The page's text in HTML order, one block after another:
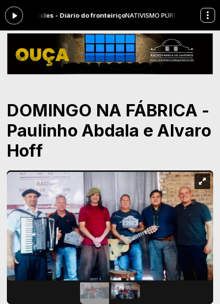
Pericles - Diário do fronteiriçoNATIVISMO PURO das 07:00 às
DOMINGO NA FÁBRICA -
Paulinho Abdala e Alvaro
Hoff